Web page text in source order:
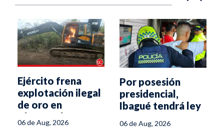
Ejército frena
explotación ilegal
de oro en
Chaparral
06 de Aug, 2026
Por posesión
presidencial,
Ibagué tendrá ley
restricciones a
06 de Aug, 2026